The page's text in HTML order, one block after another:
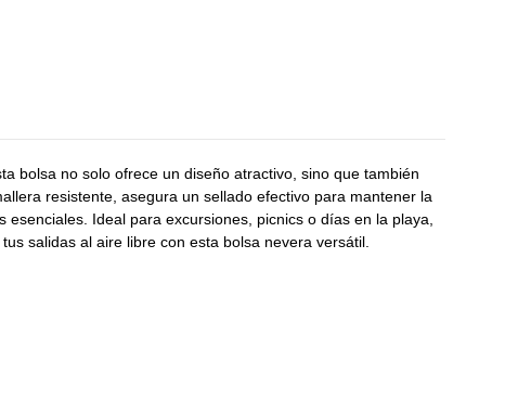
bolsa no solo ofrece un diseño atractivo, sino que también
resistente, asegura un sellado efectivo para mantener la
Ideal para excursiones, picnics o días en la playa,
salidas al aire libre con esta bolsa nevera versátil.